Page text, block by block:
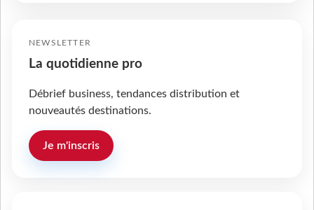
NEWSLETTER
La quotidienne pro
Débrief business, tendances distribution et
nouveautés destinations.
Je m'inscris